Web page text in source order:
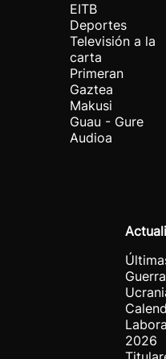
EITB
Deportes
Televisión a la
carta
Primeran
Gaztea
Makusi
Guau - Gure
Audioa
2026